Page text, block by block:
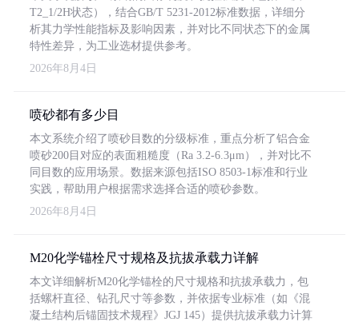
T2_1/2H状态），结合GB/T 5231-2012标准数据，详细分
析其力学性能指标及影响因素，并对比不同状态下的金属
特性差异，为工业选材提供参考。
2026年8月4日
喷砂都有多少目
本文系统介绍了喷砂目数的分级标准，重点分析了铝合金
喷砂200目对应的表面粗糙度（Ra 3.2-6.3μm），并对比不
同目数的应用场景。数据来源包括ISO 8503-1标准和行业
实践，帮助用户根据需求选择合适的喷砂参数。
2026年8月4日
M20化学锚栓尺寸规格及抗拔承载力详解
本文详细解析M20化学锚栓的尺寸规格和抗拔承载力，包
括螺杆直径、钻孔尺寸等参数，并依据专业标准（如《混
凝土结构后锚固技术规程》JGJ 145）提供抗拔承载力计算